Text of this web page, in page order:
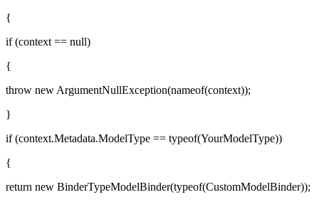
{
if (context == null)
{
throw new ArgumentNullException(nameof(context));
}
if (context.Metadata.ModelType == typeof(YourModelType))
{
return new BinderTypeModelBinder(typeof(CustomModelBinder));